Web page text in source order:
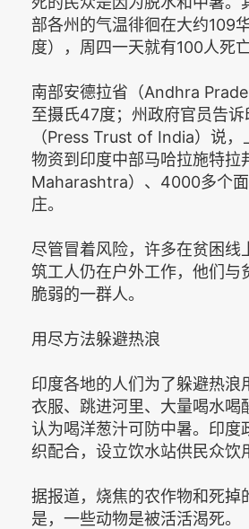
部各州的气温徘徊在大约109
度），周四一天就有100人死亡
南部安德拉省（Andhra
至摄氏47度；州政府官员告
（Press Trust of India）说，
物资到印度中部马哈拉施特
Maharashtra）、4000多个
庄。
尽管冒着风险，许多在贫困线
筑工人仍在户外工作，他们与
脆弱的一群人。
用尽方法躲避热浪
印度各地的人们为了躲避热浪
衣服、跳进河里、大量喝水喝
认为喝洋葱汁可防中暑。印度
织配合，设立饮水站供民众饮
据报道，烧焦的农作物和死掉
是，一些动物是被活活渴死。